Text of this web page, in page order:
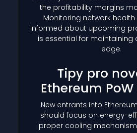
the profitability margins
Monitoring network
informed about upcoming
is essential for maintaining
edge.
Tipy pro
Ethereum
New entrants into
should focus on energy-
proper cooling